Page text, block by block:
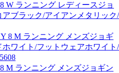
W ランニング レディースジョ
ブラック/アイアンメタリック/
M ランニング メンズジョギン